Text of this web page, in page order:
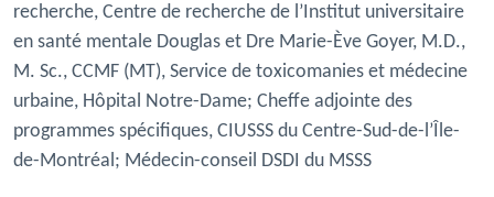
recherche, Centre de recherche de l’Institut universitaire
en santé mentale Douglas et Dre Marie-Ève Goyer, M.D.,
M. Sc., CCMF (MT), Service de toxicomanies et médecine
urbaine, Hôpital Notre-Dame; Cheffe adjointe des
programmes spécifiques, CIUSSS du Centre-Sud-de-l’Île-
de-Montréal; Médecin-conseil DSDI du MSSS